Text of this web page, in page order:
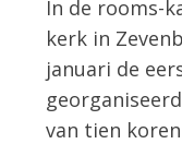
In de rooms-
kerk in
januari de
van tien